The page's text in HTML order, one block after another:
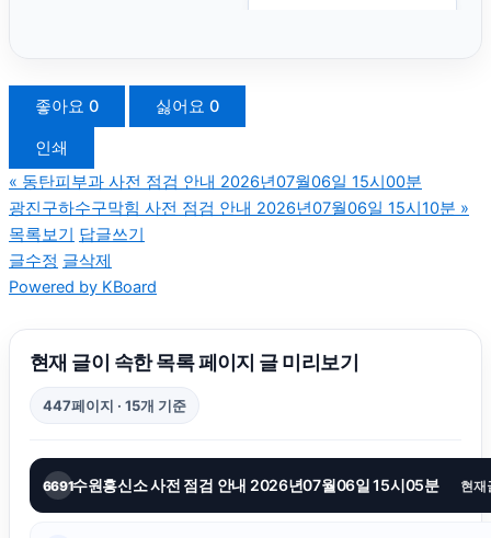
김포공항주차대행
용인이혼변호사
인천하수구막힘
좋아요 0 싫어요 0
인쇄
« 동탄피부과 사전 점검 안내 2026년07월06일 15시00분
광진구하수구막힘 사전 점검 안내 2026년07월06일 15시10분 »
목록보기 답글쓰기
글수정 글삭제
Powered by KBoard
현재 글이 속한 목록 페이지 글 미리보기
447페이지 · 15개 기준
6691수원흥신소 사전 점검 안내 2026년07월06일 15시05분 현재